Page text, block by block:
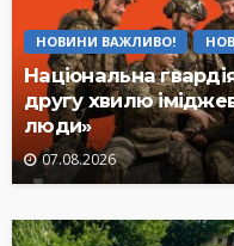
НОВИНИ ВАЖЛИВО!
Національна
другу хвилю
люди»
07.08.2026